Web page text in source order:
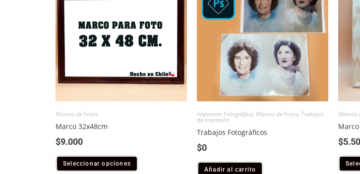
Marcos de Fotos
Marco 32x48cm
$9.000
Seleccionar opciones
Impresión Fotográfica, Marcos de Fotos, Trabajos
de Impresión
Trabajos Fotográficos
$0
Añadir al carrito
Marcos
$